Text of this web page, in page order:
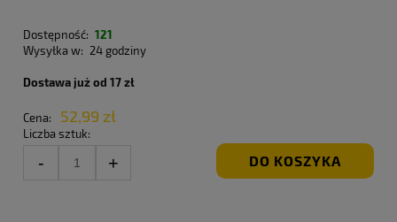
Dostępność: 121
Wysyłka w: 24 godziny
Dostawa już od 17 zł
Cena: 52,99 zł
Liczba sztuk:
DO KOSZYKA